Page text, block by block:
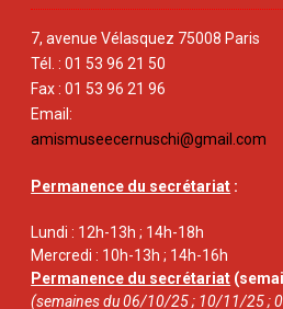
7, avenue Vélasquez 75008 Paris
Tél. : 01 53 96 21 50
Fax : 01 53 96 21 96
Email:
amismuseecernuschi@gmail.com
Permanence du secrétariat :
Lundi : 12h-13h ; 14h-18h
Mercredi : 10h-13h ; 14h-16h
Permanence du secrétariat
(semaines du 06/10/25 ; 10/11/25 ;